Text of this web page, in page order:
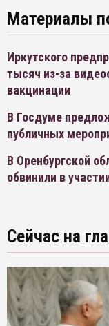
Материалы
Иркутского
тысяч из-за
вакцинации
В Госдуме
публичных
В Оренбургской
обвинили в
Сейчас на